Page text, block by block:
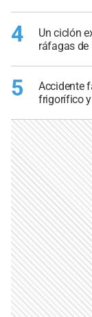
4
Un ciclón
ráfagas
5
Accidente
frigorífico